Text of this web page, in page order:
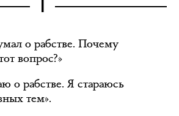
о рабстве. Почему
вопрос?»
о рабстве. Я стараюсь
тем».